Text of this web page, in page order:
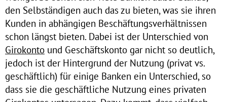
den Selbständigen auch das zu bieten, was sie ihren
Kunden in abhängigen Beschäftungsverhältnissen
schon längst bieten. Dabei ist der Unterschied von
Girokonto und Geschäftskonto gar nicht so deutlich,
jedoch ist der Hintergrund der Nutzung (privat vs.
geschäftlich) für einige Banken ein Unterschied, so
dass sie die geschäftliche Nutzung eines privaten